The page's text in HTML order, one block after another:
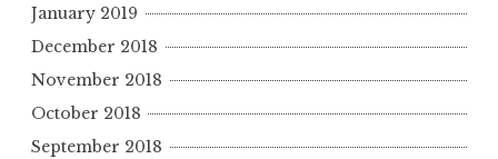
January 2019
December 2018
November 2018
October 2018
September 2018